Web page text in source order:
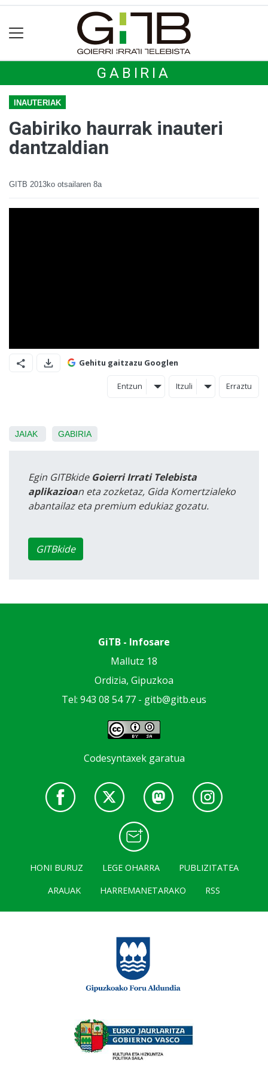
GABIRIA
INAUTERIAK
Gabiriko haurrak inauteri
dantzaldian
GITB 2013ko otsailaren 8a
Gehitu gaitzazu Googlen
Entzun Itzuli Erraztu
JAIAK GABIRIA
Egin GITBkide Goierri Irrati Telebista
aplikazioan eta zozketaz, Gida Komertzialeko
abantailaz eta premium edukiaz gozatu.
GITBkide
GiTB - Infosare
Mallutz 18
Ordizia, Gipuzkoa
Tel: 943 08 54 77 - gitb@gitb.eus
Codesyntaxek garatua
HONI BURUZ LEGE OHARRA
PUBLIZITATEA
ARAUAK
HARREMANETARAKO RSS